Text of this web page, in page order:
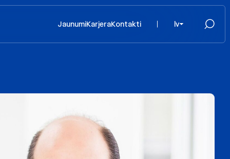
JaunumiKarjeraKontakti lv